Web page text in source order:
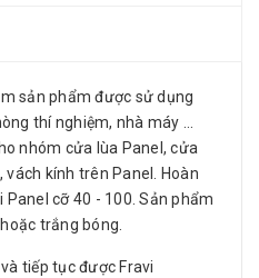
sản phẩm được sử dụng
thí nghiệm, nhà máy ...
nhóm cửa lùa Panel, cửa
kính trên Panel. Hoàn
cỡ 40 - 100. Sản phẩm
trắng bóng.
tiếp tục được Fravi